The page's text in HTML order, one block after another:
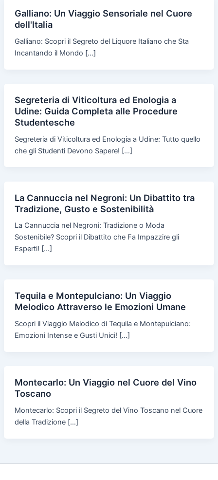
Galliano: Un Viaggio Sensoriale nel Cuore
dell'Italia
Galliano: Scopri il Segreto del Liquore Italiano che Sta
Incantando il Mondo […]
Segreteria di Viticoltura ed Enologia a
Udine: Guida Completa alle Procedure
Studentesche
Segreteria di Viticoltura ed Enologia a Udine: Tutto quello
che gli Studenti Devono Sapere! […]
La Cannuccia nel Negroni: Un Dibattito tra
Tradizione, Gusto e Sostenibilità
La Cannuccia nel Negroni: Tradizione o Moda
Sostenibile? Scopri il Dibattito che Fa Impazzire gli
Esperti! […]
Tequila e Montepulciano: Un Viaggio
Melodico Attraverso le Emozioni Umane
Scopri il Viaggio Melodico di Tequila e Montepulciano:
Emozioni Intense e Gusti Unici! […]
Montecarlo: Un Viaggio nel Cuore del Vino
Toscano
Montecarlo: Scopri il Segreto del Vino Toscano nel Cuore
della Tradizione […]